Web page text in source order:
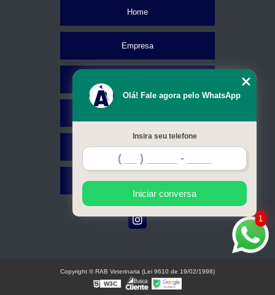
Home
Empresa
Contato
Mapa do site
1
Olá! Fale agora pelo WhatsApp
Insira seu telefone
Iniciar conversa
Copyright © RAB Veterinaria (Lei 9610 de 19/02/1998)
W3C